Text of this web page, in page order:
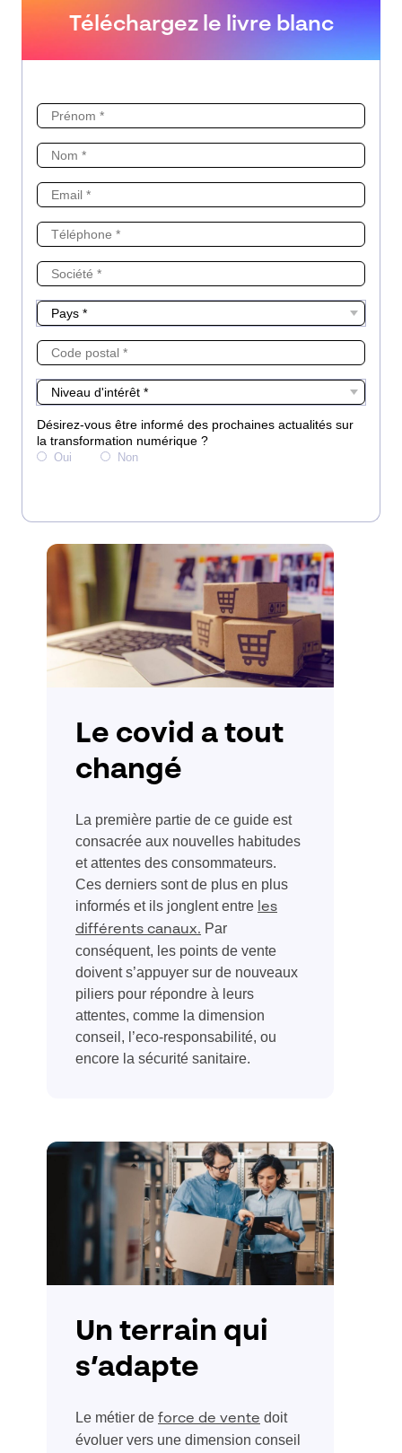
Téléchargez le livre blanc
Le covid a tout
changé
La première partie de ce guide est
consacrée aux nouvelles habitudes
et attentes des consommateurs.
Ces derniers sont de plus en plus
informés et ils jonglent entre les
différents canaux. Par
conséquent, les points de vente
doivent s’appuyer sur de nouveaux
piliers pour répondre à leurs
attentes, comme la dimension
conseil, l’eco-responsabilité, ou
encore la sécurité sanitaire.
Un terrain qui
s’adapte
Le métier de force de vente doit
évoluer vers une dimension conseil